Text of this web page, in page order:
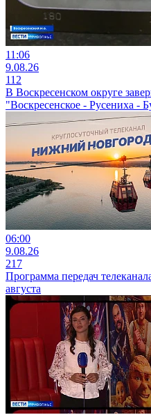
11:06
9.08.26
112
В Воскресенском округе
"Воскресенское - Русениха -
06:00
9.08.26
217
Программа передач
августа